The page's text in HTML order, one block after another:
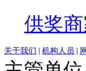
供奖
关于我们 | 机构人员 |